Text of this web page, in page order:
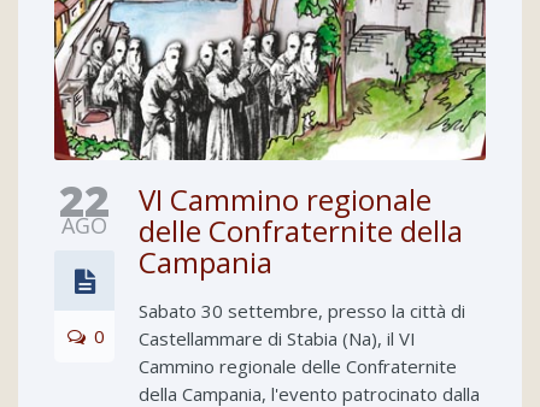
22
AGO
0
VI Cammino regionale
delle Confraternite della
Campania
Sabato 30 settembre, presso la città di
Castellammare di Stabia (Na), il VI
Cammino regionale delle Confraternite
della Campania, l'evento patrocinato dalla